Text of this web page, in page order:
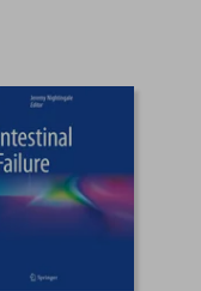
dcto.